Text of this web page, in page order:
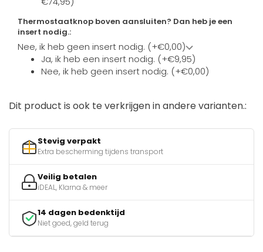
Thermostaatknop boven aansluiten? Dan heb je een
insert nodig.:
Nee, ik heb geen insert nodig. (+€0,00)
Ja, ik heb een insert nodig. (+€9,95)
Nee, ik heb geen insert nodig. (+€0,00)
Dit product is ook te verkrijgen in andere varianten.:
Stevig verpakt
Extra bescherming tijdens transport
Veilig betalen
iDEAL, Klarna & meer
14 dagen bedenktijd
Niet goed, geld terug